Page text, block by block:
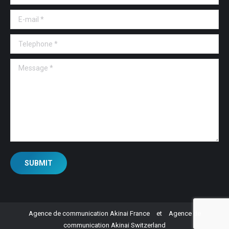
E-mail *
Telephone *
Message *
SUBMIT
Agence de communication Akinai France et Agence de
communication Akinai Switzerland